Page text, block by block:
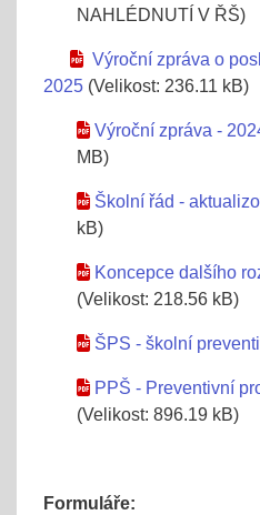
NAHLÉDNUTÍ V ŘŠ)
Výroční zpráva o
2025 (Velikost: 236.11 kB)
Výroční zpráva -
MB)
Školní řád -
kB)
Koncepce dalšího
(Velikost: 218.56 kB)
ŠPS - školní
PPŠ - Preventivní
(Velikost: 896.19 kB)
Formuláře: